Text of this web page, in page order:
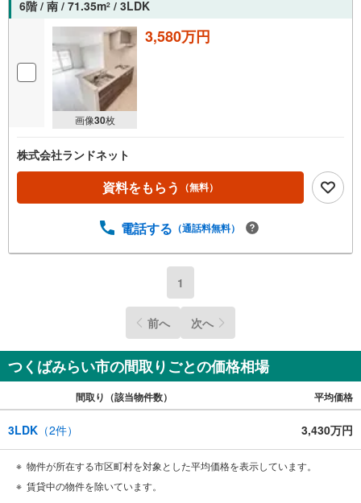
6階 / 南 / 71.35m2 / 3LDK
画像30枚
3,580万円
株式会社ランドネット
資料をもらう （無料）
電話する （通話料無料）
1
前へ 次へ
つくばみらい市の間取りごとの価格相場
間取り（該当物件数） 平均価格
3LDK （2件） 3,430万円
物件が所在する市区町村を対象とした平均価格を表示しています。
賃貸中の物件を除いています。